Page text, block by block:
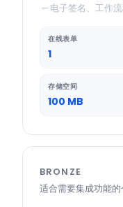
— 电子签名、工作
在线表单
1
存储空间
100 MB
BRONZE
适合需要集成功能的